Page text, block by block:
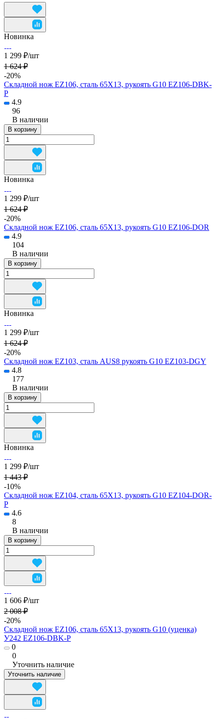
Новинка
1 299 ₽/шт
1 624 ₽
-20%
Складной нож EZ106, сталь 65Х13, рукоять G10 EZ106-DBK-
P
4.9
96
В наличии
В корзину
Новинка
1 299 ₽/шт
1 624 ₽
-20%
Складной нож EZ106, сталь 65Х13, рукоять G10 EZ106-DOR
4.9
104
В наличии
В корзину
Новинка
1 299 ₽/шт
1 624 ₽
-20%
Складной нож EZ103, сталь AUS8 рукоять G10 EZ103-DGY
4.8
177
В наличии
В корзину
Новинка
1 299 ₽/шт
1 443 ₽
-10%
Складной нож EZ104, сталь 65Х13, рукоять G10 EZ104-DOR-
P
4.6
8
В наличии
В корзину
1 606 ₽/шт
2 008 ₽
-20%
Складной нож EZ106, сталь 65Х13, рукоять G10 (уценка)
У242 EZ106-DBK-P
0
0
Уточнить наличие
Уточнить наличие